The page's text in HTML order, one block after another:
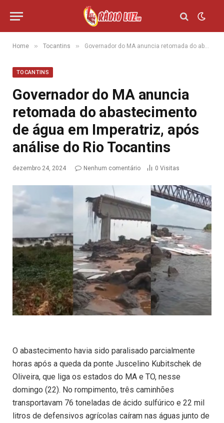
Home » Tocantins » Governador do MA anuncia retomada do abastecimento de água em Imperatriz, após análise do Rio Tocantins
TOCANTINS
Governador do MA anuncia
retomada do abastecimento
de água em Imperatriz, após
análise do Rio Tocantins
dezembro 24, 2024 Nenhum comentário 0 Visitas
O abastecimento havia sido paralisado parcialmente
horas após a queda da ponte Juscelino Kubitschek de
Oliveira, que liga os estados do MA e TO, nesse
domingo (22). No rompimento, três caminhões
transportavam 76 toneladas de ácido sulfúrico e 22 mil
litros de defensivos agrícolas caíram nas águas junto de